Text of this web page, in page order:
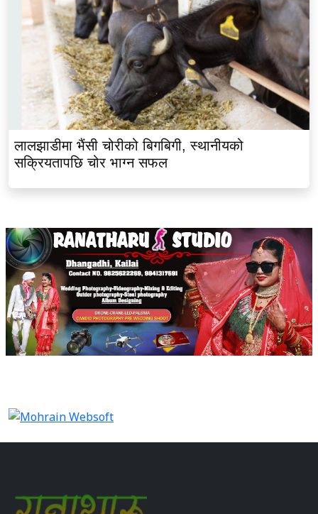
लालझाडीमा भैंसी चोरीको बिगबिगी, स्थानीयको
सक्रियतापछि चोर भाग्न सफल